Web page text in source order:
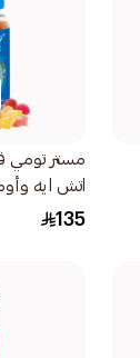
مستر تومي
60قطعة
135